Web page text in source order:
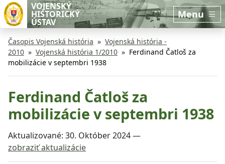
Preskočiť na hlavný obsah
Preskočiť na bočnú lištu
VOJENSKÝ
HISTORICKÝ
ÚSTAV
Menu
Časopis Vojenská história
Vojenská história -
2010
Vojenská história 1/2010
Ferdinand Čatloš za
mobilizácie v septembri 1938
Ferdinand Čatloš za
mobilizácie v septembri 1938
Aktualizované: 30. Október 2024—
zobraziť aktualizácie